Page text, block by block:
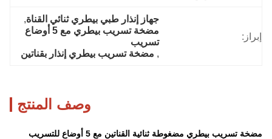
إبراز:
جهاز إنذار طبي بيطري ثنائي القناة,
مضخة تسريب بيطري مع 5 أوضاع
تسريب
, مضخة تسريب بيطري إنذار بقناتين
وصف المنتج
مضخة تسريب بيطري مضغوطة ثنائية القناتين مع 5 أوضاع للتسريب